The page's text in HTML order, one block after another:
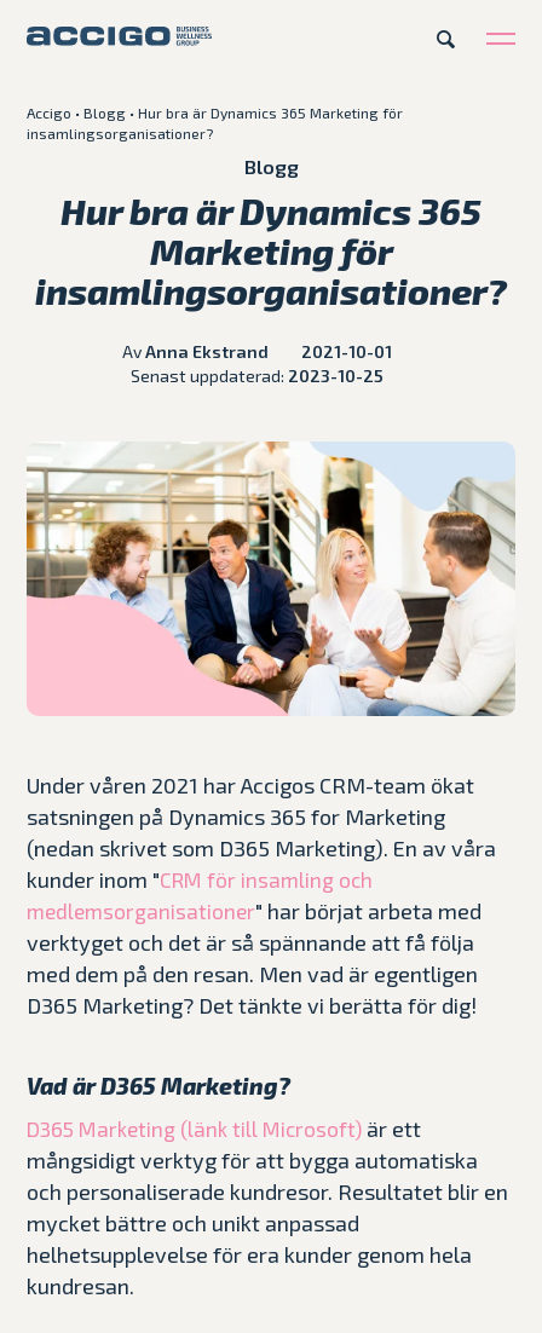
Karriär Kontakt
Erbjudande
Plattformar
Kunskapsbank
Våra case
Accigo •Blogg •Hur bra är Dynamics 365 Marketing för
insamlingsorganisationer?
Blogg
Hur bra är Dynamics 365
Marketing för
insamlingsorganisationer?
AvAnna Ekstrand
2021-10-01
Senast uppdaterad: 2023-10-25
Under våren 2021 har Accigos CRM-team ökat
satsningen på Dynamics 365 for Marketing
(nedan skrivet som D365 Marketing). En av våra
kunder inom "CRM för insamling och
medlemsorganisationer" har börjat arbeta med
verktyget och det är så spännande att få följa
med dem på den resan. Men vad är egentligen
D365 Marketing? Det tänkte vi berätta för dig!
Vad är D365 Marketing?
D365 Marketing (länk till Microsoft) är ett
mångsidigt verktyg för att bygga automatiska
och personaliserade kundresor. Resultatet blir en
mycket bättre och unikt anpassad
helhetsupplevelse för era kunder genom hela
kundresan.